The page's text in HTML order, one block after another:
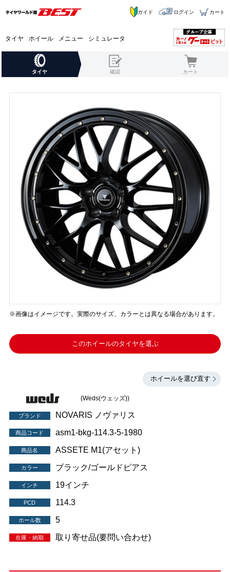
タイヤ ホイール メニュー シミュレータ
ガイド ログイン カート
タイヤ 確認 カート
※画像はイメージです。実際のサイズ、カラーとは異なる場合があります。
このホイールのタイヤを選ぶ
ホイールを選び直す
(Weds(ウェッズ))
ブランド NOVARIS ノヴァリス
商品コード asm1-bkg-114.3-5-1980
商品名 ASSETE M1(アセット)
カラー ブラック/ゴールドピアス
インチ 19インチ
PCD 114.3
ホール数 5
在庫・納期 取り寄せ品(要問い合わせ)